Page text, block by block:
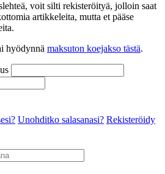
voit silti rekisteröityä, jolloin saat
artikkeleita, mutta et pääse
hyödynnä maksuton koejakso tästä.
Unohditko salasanasi? Rekisteröidy